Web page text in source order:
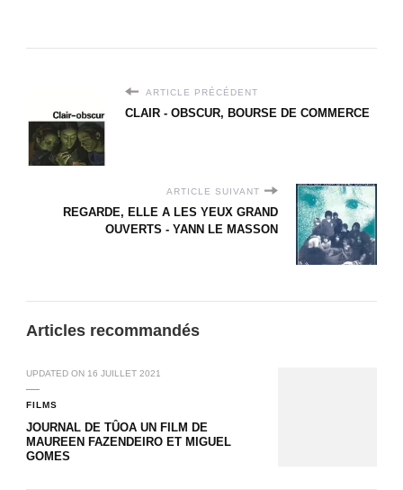
ARTICLE PRÉCÉDENT
CLAIR - OBSCUR, BOURSE DE COMMERCE
ARTICLE SUIVANT
REGARDE, ELLE A LES YEUX GRAND
OUVERTS - YANN LE MASSON
Articles recommandés
UPDATED ON 16 JUILLET 2021
FILMS
JOURNAL DE TÛOA UN FILM DE
MAUREEN FAZENDEIRO ET MIGUEL
GOMES